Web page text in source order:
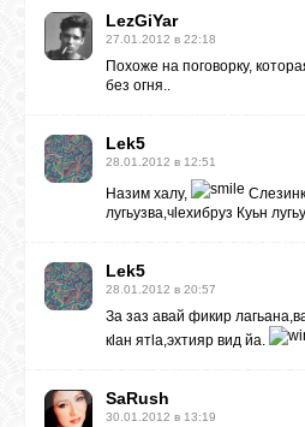
RSS
GOOGLE+
LezGiYar
27.01.2012 в 22:18
Похоже на поговорку,
без огня..
Lek5
28.01.2012 в 12:51
Назим халу,
лугьузва,чlехибруз Куьн
Lek5
28.01.2012 в 20:57
За заз авай фикир
кlан ятlа,эхтияр вид йа.
SaRush
30.01.2012 в 13:19